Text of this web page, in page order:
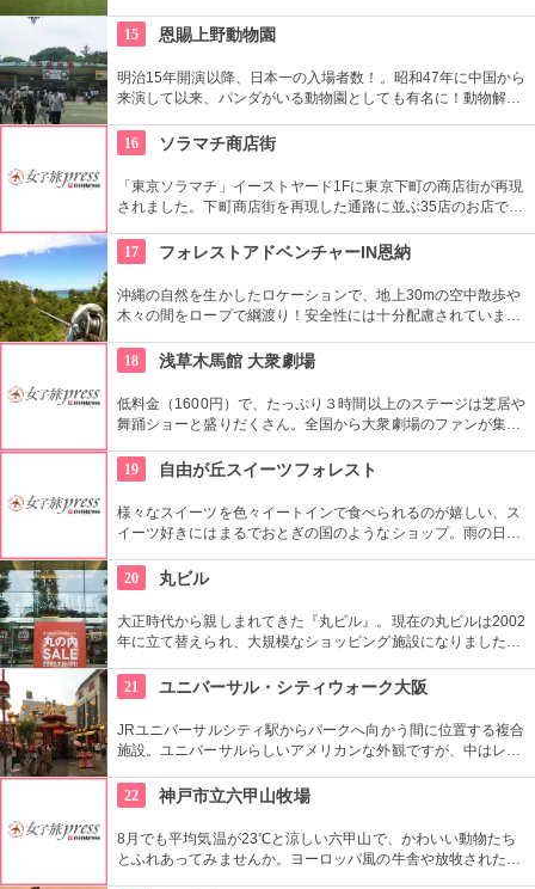
百選」に選ばれるほど。また、子供達にも人気な水族館には大
パノラマ水槽やイルカショーなど、海の仲間達と楽しめる要素
満載！
15 恩賜上野動物園
明治15年開演以降、日本一の入場者数！。昭和47年に中国から
来演して以来、パンダがいる動物園としても有名に！動物解説
16
ソラマチ商店街
「東京ソラマチ」イーストヤード1Fに東京下町の商店街が再現
されました。下町商店街を再現した通路に並ぶ35店のお店で
町特有の風情を楽しむことができます。
17 フォレストアドベンチャーIN恩納
沖縄の自然を生かしたロケーションで、地上30mの空中散歩や
木々の間をロープで綱渡り！安全性には十分配慮されています
ることもできますよ！体力に自信がなくても大丈夫です。
18 浅草木馬館 大衆劇場
低料金（1600円）で、たっぷり３時間以上のステージは芝居や
舞踊ショーと盛りだくさん。全国から大衆劇場のファンが集ま
りが飛ぶ。
19 自由が丘スイーツフォレスト
様々なスイーツを色々イートインで食べられるのが嬉しい、ス
イーツ好きにはまるでおとぎの国のようなショップ。雨の日サ
あるのもいい。広尾が本店の人気スフレ専門店「ル・スフレ」
も入っている。
20 丸ビル
大正時代から親しまれてきた『丸ビル』。現在の丸ビルは2002
年に立て替えられ、大規模なショッピング施設になりました。
ストランまで、丸の内の名にふさわしい逸品がそろっていま
す。
21 ユニバーサル・シティウォーク大阪
JRユニバーサルシティ駅からパークへ向かう間に位置する複合
施設。ユニバーサルらしいアメリカンな外観ですが、中はレス
実の空間。随所に置かれるオブジェと写真を撮ったり、大阪ら
しいお土産もゲットできちゃう。
22 神戸市立六甲山牧場
8月でも平均気温が23℃と涼しい六甲山で、かわいい動物たち
とふれあってみませんか。ヨーロッパ風の牛舎や放牧された羊